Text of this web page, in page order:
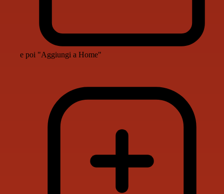
e poi "Aggiungi a Home"